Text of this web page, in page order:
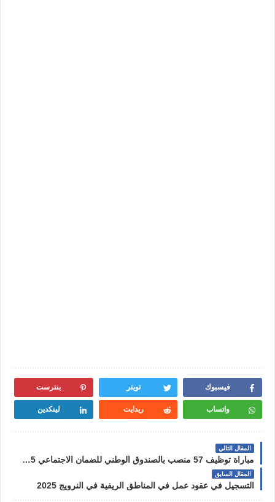
فيسبوك تويتر بنترست
واتساب ريدايت لينكدين
المقال التالي
مباراة توظيف 57 منصب بالصندوق الوطني للضمان الاجتماعي 2025 CNSS
المقال السابق
التسجيل في عقود عمل في المناطق الريفية في النرويج 2025